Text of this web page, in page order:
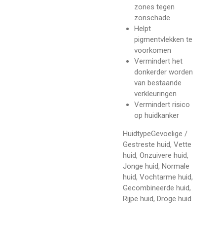
zones tegen
zonschade
Helpt
pigmentvlekken te
voorkomen
Vermindert het
donkerder worden
van bestaande
verkleuringen
Vermindert risico
op huidkanker
HuidtypeGevoelige /
Gestreste huid, Vette
huid, Onzuivere huid,
Jonge huid, Normale
huid, Vochtarme huid,
Gecombineerde huid,
Rijpe huid, Droge huid